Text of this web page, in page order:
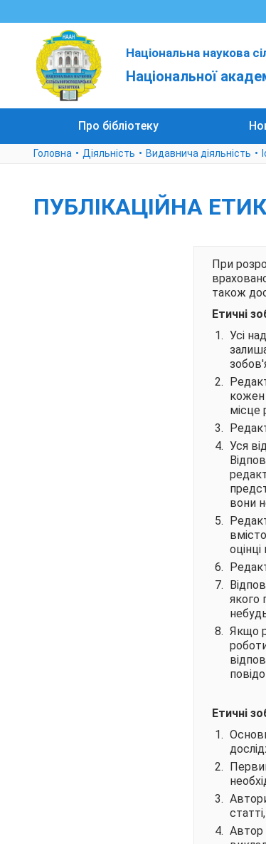
Національна наукова
Національної
Про бібліотеку
Головна Діяльність Видавнича діяльність
ПУБЛІКАЦІЙНА
При
також
Етичні
Усі
кожен
місце
Уся
вони
якого
Якщо
Етичні
Автор